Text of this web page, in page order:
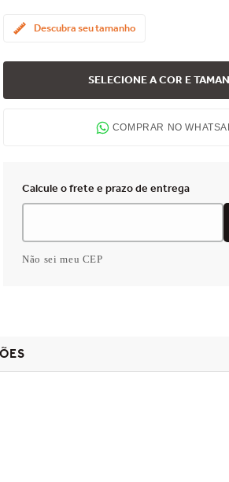
Descubra seu tamanho
SELECIONE A COR E
COMPRAR NO
Não sei meu CEP